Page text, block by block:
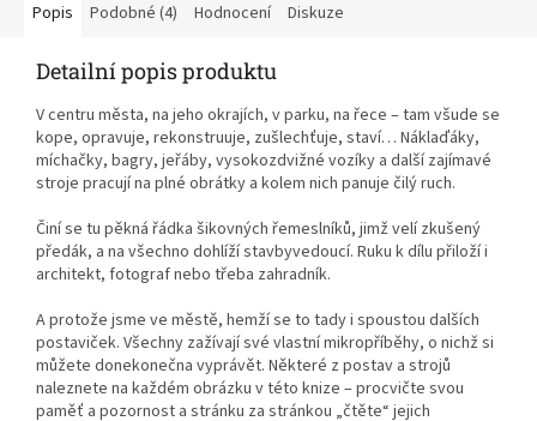
Popis Podobné (4) Hodnocení Diskuze
Detailní popis produktu
V centru města, na jeho okrajích, v parku, na řece – tam všude se
kope, opravuje, rekonstruuje, zušlechťuje, staví… Náklaďáky,
míchačky, bagry, jeřáby, vysokozdvižné vozíky a další zajímavé
stroje pracují na plné obrátky a kolem nich panuje čilý ruch.
Činí se tu pěkná řádka šikovných řemeslníků, jimž velí zkušený
předák, a na všechno dohlíží stavbyvedoucí. Ruku k dílu přiloží i
architekt, fotograf nebo třeba zahradník.
A protože jsme ve městě, hemží se to tady i spoustou dalších
postaviček. Všechny zažívají své vlastní mikropříběhy, o nichž si
můžete donekonečna vyprávět. Některé z postav a strojů
naleznete na každém obrázku v této knize – procvičte svou
paměť a pozornost a stránku za stránkou „čtěte“ jejich